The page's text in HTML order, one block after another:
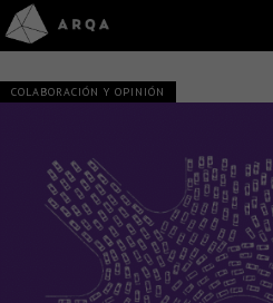
COLABORACIÓN Y OPINIÓN